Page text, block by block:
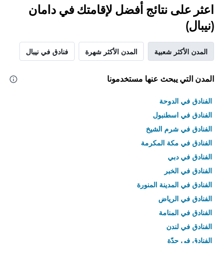
اعثر على نتائج أفضل لإقامتك في دامان
(نيبال)
المدن الأكثر شعبية المدن الأكثر شهرة فنادق في نيبال
المدن التي يبحث عنها مستخدمونا
الفنادق في الدوحة
الفنادق في اسطنبول
الفنادق في شرم الشيخ
الفنادق في مكة المكرمة
الفنادق في دبي
الفنادق في الخبر
الفنادق في المدينة المنورة
الفنادق في الرياض
الفنادق في المنامة
الفنادق في لندن
الفنادق في جدّة